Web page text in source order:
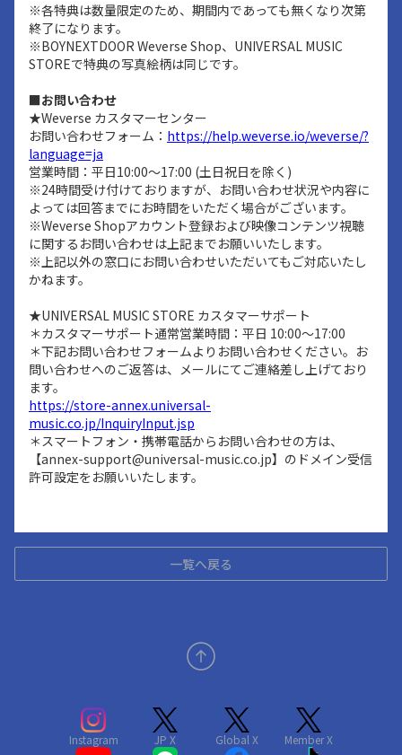
※各特典は数量限定のため、期間内であっても無くなり次第
終了になります。
※BOYNEXTDOOR Weverse Shop、UNIVERSAL MUSIC
STOREで特典の写真絵柄は同じです。
■お問い合わせ
★Weverse カスタマーセンター
お問い合わせフォーム： https://help.weverse.io/weverse/?
language=ja
営業時間：平日10:00～17:00 (土日祝日を除く)
※24時間受け付けておりますが、お問い合わせ状況や内容に
よっては回答までにお時間をいただく場合がございます。
※Weverse Shopアカウント登録および映像コンテンツ視聴
に関するお問い合わせは上記までお願いいたします。
※上記以外の窓口にお問い合わせいただいてもご対応いたし
かねます。
★UNIVERSAL MUSIC STORE カスタマーサポート
＊カスタマーサポート通常営業時間：平日 10:00～17:00
＊下記お問い合わせフォームよりお問い合わせください。お
問い合わせへのご返答は、メールにてご連絡差し上げており
ます。
https://store-annex.universal-
music.co.jp/InquiryInput.jsp
＊スマートフォン・携帯電話からお問い合わせの方は、
【annex-support@universal-music.co.jp】のドメイン受信
許可設定をお願いいたします。
一覧へ戻る
Instagram JP X Global X Member X